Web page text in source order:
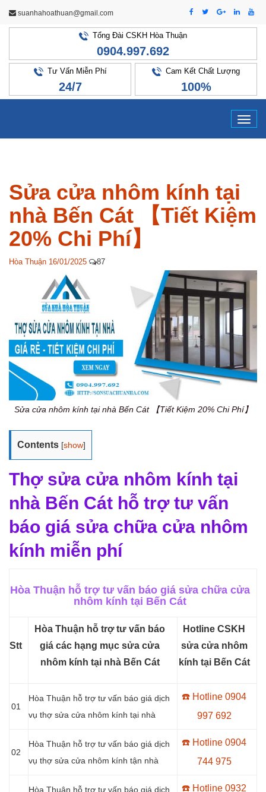
suanhahoathuan@gmail.com
Tổng Đài CSKH Hòa Thuận
0904.997.692
Tư Vấn Miễn Phí
24/7
Cam Kết Chất Lượng
100%
Sửa cửa nhôm kính tại
nhà Bến Cát 【Tiết Kiệm
20% Chi Phí】
Hòa Thuận 16/01/2025 87
Sửa cửa nhôm kính tại nhà Bến Cát 【Tiết Kiệm 20% Chi Phí】
Contents [show]
Thợ sửa cửa nhôm kính tại
nhà Bến Cát hỗ trợ tư vấn
báo giá sửa chữa cửa nhôm
kính miễn phí
Hòa Thuận hỗ trợ tư vấn báo giá sửa chữa cửa
nhôm kính tại Bến Cát
Stt
Hòa Thuận hỗ trợ tư vấn báo
giá các hạng mục sửa cửa
nhôm kính tại nhà Bến Cát
Hotline CSKH
sửa cửa nhôm
kính tại Bến Cát
01
Hòa Thuận hỗ trợ tư vấn báo giá dịch
vụ thợ sửa cửa nhôm kính tại nhà
☎️ Hotline 0904
997 692
02
Hòa Thuận hỗ trợ tư vấn báo giá dịch
vụ thợ sửa cửa nhôm kính tận nhà
☎️ Hotline 0904
744 975
Hòa Thuận hỗ trợ tư vấn báo giá dịch
☎️ Hotline 0932